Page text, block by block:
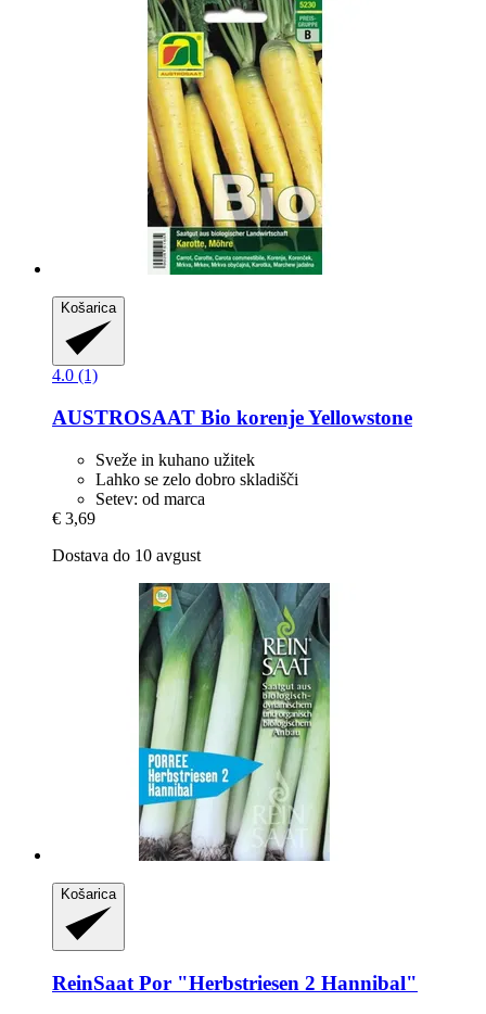
Košarica
4.0 (1)
AUSTROSAAT Bio korenje Yellowstone
Sveže in kuhano užitek
Lahko se zelo dobro skladišči
Setev: od marca
€ 3,69
Dostava do 10 avgust
Košarica
ReinSaat Por "Herbstriesen 2 Hannibal"